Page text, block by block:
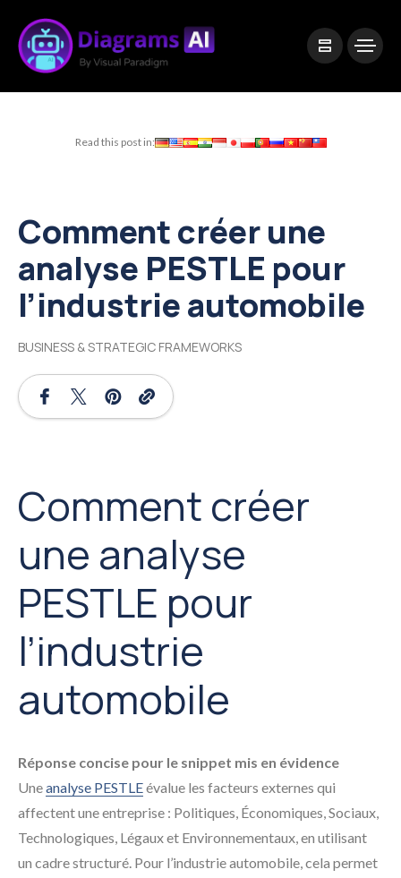
Read this post in:
Comment créer une
analyse PESTLE pour
l’industrie automobile
BUSINESS & STRATEGIC FRAMEWORKS
Comment créer
une analyse
PESTLE pour
l’industrie
automobile
Réponse concise pour le snippet mis en évidence
Uneanalyse PESTLEévalue les facteurs externes qui
affectent une entreprise : Politiques, Économiques, Sociaux,
Technologiques, Légaux et Environnementaux, en utilisant
un cadre structuré. Pour l’industrie automobile, cela permet